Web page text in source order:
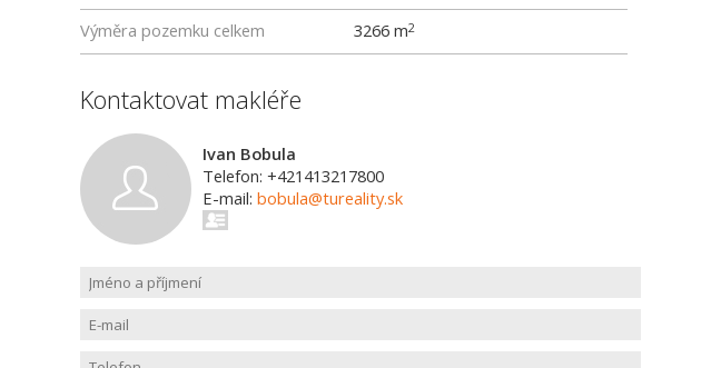
Výměra pozemku celkem
3266 m2
Kontaktovat makléře
Ivan Bobula
Telefon: +421413217800
E-mail: bobula@tureality.sk